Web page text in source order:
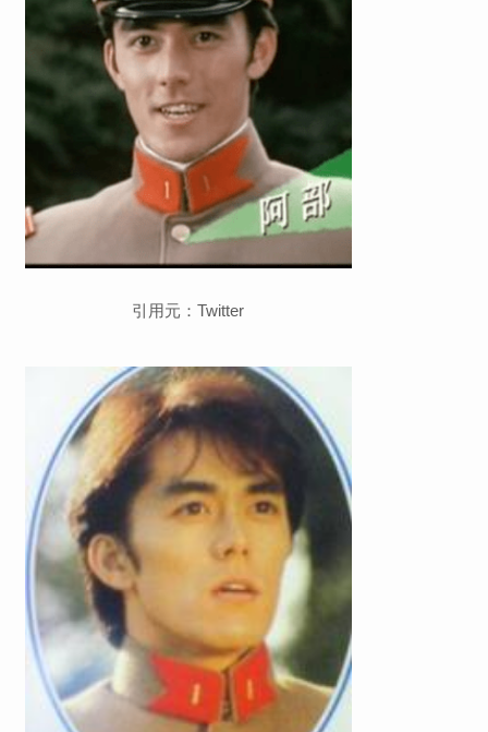
引用元：Twitter